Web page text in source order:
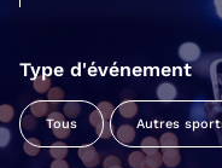
Type d'événement
Tous Autres